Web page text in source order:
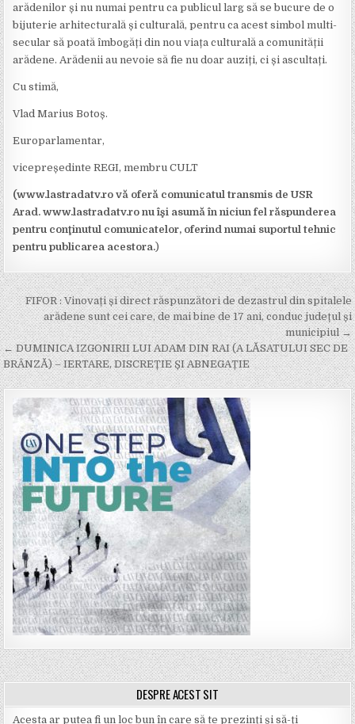
arădenilor și nu numai pentru ca publicul larg să se bucure de o
bijuterie arhitecturală și culturală, pentru ca acest simbol multi-
secular să poată îmbogăți din nou viața culturală a comunității
arădene. Arădenii au nevoie să fie nu doar auziți, ci și ascultați.
Cu stimă,
Vlad Marius Botoș.
Europarlamentar,
vicepreședinte REGI, membru CULT
(www.lastradatv.ro vă oferă comunicatul transmis de USR
Arad. www.lastradatv.ro nu îşi asumă în niciun fel răspunderea
pentru conţinutul comunicatelor, oferind numai suportul tehnic
pentru publicarea acestora.)
Post
navigation
FIFOR : Vinovați și direct răspunzători de dezastrul din spitalele
arădene sunt cei care, de mai bine de 17 ani, conduc județul și
municipiul →
← DUMINICA IZGONIRII LUI ADAM DIN RAI (A LĂSATULUI SEC DE
BRÂNZĂ) – IERTARE, DISCREȚIE ȘI ABNEGAȚIE
DESPRE ACEST SIT
Acesta ar putea fi un loc bun în care să te prezinți și să-ți